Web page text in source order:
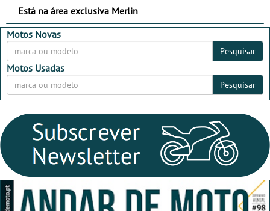
Está na área exclusiva Merlin
Motos Novas
Pesquisar
Motos Usadas
Pesquisar